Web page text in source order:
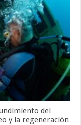
del
y la regeneración